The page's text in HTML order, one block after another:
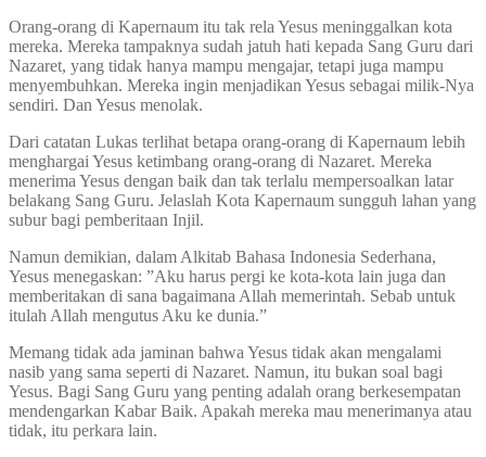
Orang-orang di Kapernaum itu tak rela Yesus meninggalkan kota
mereka. Mereka tampaknya sudah jatuh hati kepada Sang Guru dari
Nazaret, yang tidak hanya mampu mengajar, tetapi juga mampu
menyembuhkan. Mereka ingin menjadikan Yesus sebagai milik-Nya
sendiri. Dan Yesus menolak.
Dari catatan Lukas terlihat betapa orang-orang di Kapernaum lebih
menghargai Yesus ketimbang orang-orang di Nazaret. Mereka
menerima Yesus dengan baik dan tak terlalu mempersoalkan latar
belakang Sang Guru. Jelaslah Kota Kapernaum sungguh lahan yang
subur bagi pemberitaan Injil.
Namun demikian, dalam Alkitab Bahasa Indonesia Sederhana,
Yesus menegaskan: ”Aku harus pergi ke kota-kota lain juga dan
memberitakan di sana bagaimana Allah memerintah. Sebab untuk
itulah Allah mengutus Aku ke dunia.”
Memang tidak ada jaminan bahwa Yesus tidak akan mengalami
nasib yang sama seperti di Nazaret. Namun, itu bukan soal bagi
Yesus. Bagi Sang Guru yang penting adalah orang berkesempatan
mendengarkan Kabar Baik. Apakah mereka mau menerimanya atau
tidak, itu perkara lain.